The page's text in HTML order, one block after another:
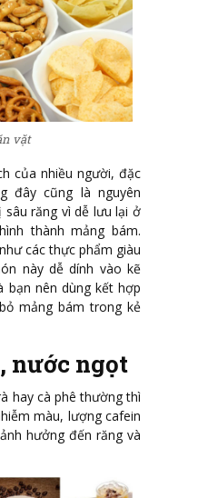
vặt
của nhiều người, đặc
đây cũng là nguyên
sâu răng vì dễ lưu lại ở
thành mảng bám.
các thực phẩm giàu
này dễ dính vào kẽ
bạn nên dùng kết hợp
mảng bám trong kẻ
nước ngọt
hay cà phê thường thì
màu, lượng cafein
hưởng đến răng và